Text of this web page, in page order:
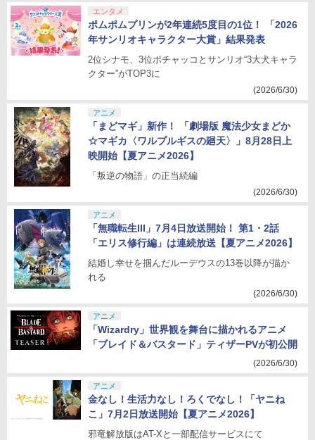
エンタメ
ポムポムプリンが2年連続5度目の1位！ 「2026
年サンリオキャラクター大賞」結果発表
2位シナモ、3位ポチャッコとサンリオ“3大犬キャラ
クター”がTOP3に
(2026/6/30)
アニメ
「まどマギ」新作！ 「劇場版 魔法少女まどか
☆マギカ〈ワルプルギスの廻天〉」8月28日上
映開始【夏アニメ2026】
「叛逆の物語」の正当続編
(2026/6/30)
アニメ
「無職転生III」7月4日放送開始！ 第1・2話
「エリス修行編」は連続放送【夏アニメ2026】
結婚し幸せを掴んだルーデウスの13巻以降が描か
れる
(2026/6/30)
アニメ
「Wizardry」世界観を舞台に描かれるアニメ
「ブレイド＆バスタード」ティザーPVが初公開
(2026/6/30)
アニメ
金なし！生活力なし！ろくでなし！「ヤニね
こ」7月2日放送開始【夏アニメ2026】
邪竜解放版はAT-Xと一部配信サービスにて